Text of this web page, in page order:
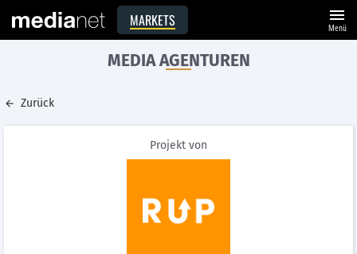
MARKETS menu
Menü
MEDIA AGENTUREN
Zurück
Projekt von